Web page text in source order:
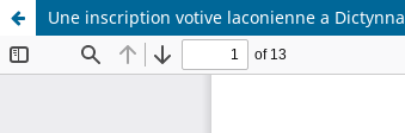
Une inscription votive laconienne a Dictynna